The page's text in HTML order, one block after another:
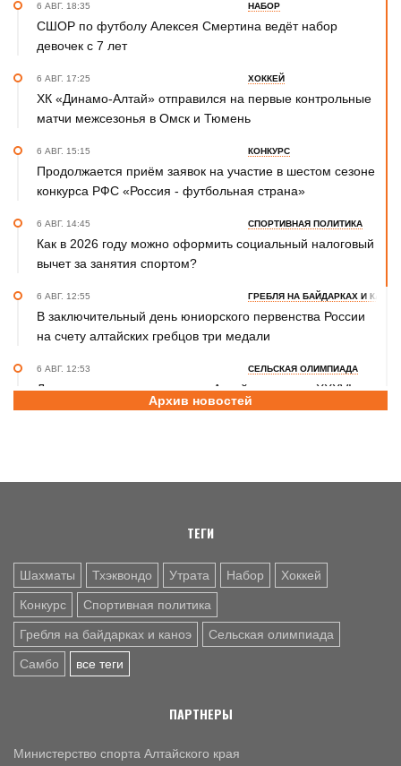
6 АВГ. 18:35 НАБОР
СШОР по футболу Алексея Смертина ведёт набор
девочек с 7 лет
6 АВГ. 17:25 ХОККЕЙ
ХК «Динамо-Алтай» отправился на первые контрольные
матчи межсезонья в Омск и Тюмень
6 АВГ. 15:15 КОНКУРС
Продолжается приём заявок на участие в шестом сезоне
конкурса РФС «Россия - футбольная страна»
6 АВГ. 14:45 СПОРТИВНАЯ ПОЛИТИКА
Как в 2026 году можно оформить социальный налоговый
вычет за занятия спортом?
6 АВГ. 12:55 ГРЕБЛЯ НА БАЙДАРКАХ И КАНОЭ
В заключительный день юниорского первенства России
на счету алтайских гребцов три медали
6 АВГ. 12:53 СЕЛЬСКАЯ ОЛИМПИАДА
Летопись сельских олимпиад Алтайского края. XXXVI
летняя. Поспелиха, 2014 год. Часть первая
две трети турнирной дистанции
Архив новостей
ТЕГИ
Шахматы Тхэквондо Утрата Набор Хоккей
Конкурс Спортивная политика
Гребля на байдарках и каноэ Сельская олимпиада
Самбо все теги
ПАРТНЕРЫ
Министерство спорта Алтайского края